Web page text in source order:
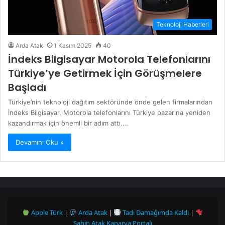
Teknoloji Haberleri
Arda Atak 1 Kasım 2025 40
İndeks Bilgisayar Motorola Telefonlarını
Türkiye’ye Getirmek İçin Görüşmelere
Başladı
Türkiye’nin teknoloji dağıtım sektöründe önde gelen firmalarından
İndeks Bilgisayar, Motorola telefonlarını Türkiye pazarına yeniden
kazandırmak için önemli bir adım attı.…
Devamını Oku »
Apple Türk| Arda Atak| Tadı Damağımda Kaldı |
Şahin Atak Kanarya Portalı